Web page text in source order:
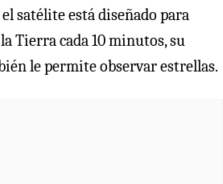
satélite está diseñado para
Tierra cada 10 minutos, su
le permite observar estrellas.